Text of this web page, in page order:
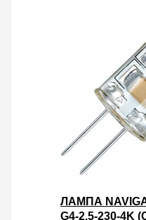
ЛАМПА
G4-2.5-230-4K